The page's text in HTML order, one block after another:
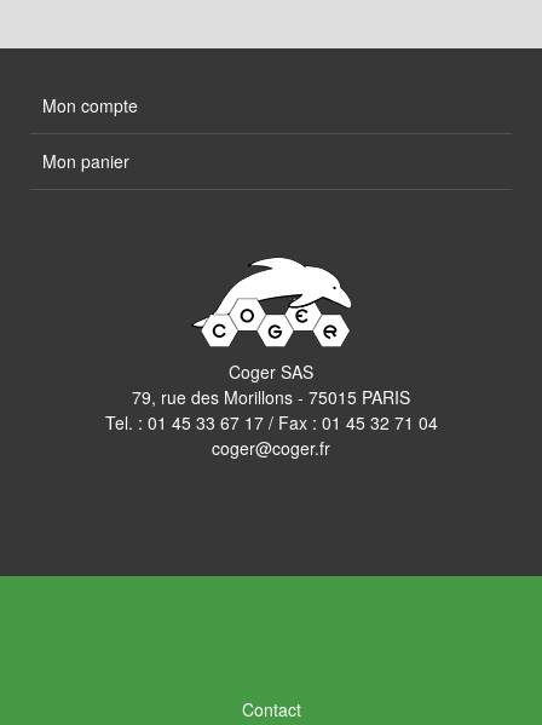
Mon compte
Mon panier
Coger SAS
79, rue des Morillons - 75015 PARIS
Tel. : 01 45 33 67 17/ Fax : 01 45 32 71 04
coger@coger.fr
Contact